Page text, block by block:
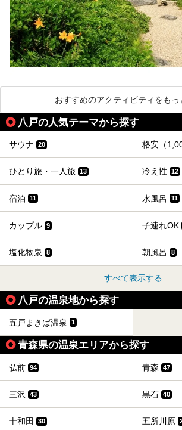
おすすめのアクティビティをもっ
八戸の人気テーマから探す
サウナ 20 格安（
ひとり旅・一人旅 13 冷え性 12
宿泊 11 水風呂 11
カップル 9 子連れOK
塩化物泉 8 朝風呂 8
すべて表示する
八戸の温泉地から探す
五戸まきば温泉 1
青森県の温泉エリアから探す
弘前 94 青森 47
三沢 43 黒石 40
十和田 30 五所川原